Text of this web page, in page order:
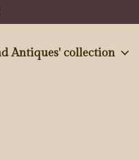
'Vintage and Antiques' collection